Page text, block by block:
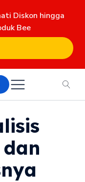
Diskon hingga
Bee
dan